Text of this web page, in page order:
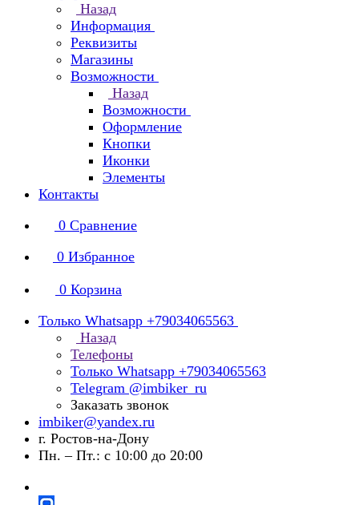
Назад
Информация
Реквизиты
Магазины
Возможности
Назад
Возможности
Оформление
Кнопки
Иконки
Элементы
Контакты
0 Сравнение
0 Избранное
0 Корзина
Только Whatsapp +79034065563
Назад
Телефоны
Только Whatsapp +79034065563
Telegram @imbiker_ru
Заказать звонок
imbiker@yandex.ru
г. Ростов-на-Дону
Пн. – Пт.: с 10:00 до 20:00